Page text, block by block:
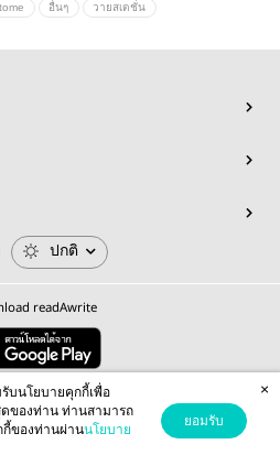
อื่นๆ วายสเตชั่น
ปกติ
readAwrite
Corporation Public Company Limited
the Google Privacy Policy Terms of Serviceapply.
บนโยบายคุกกี้เพื่อ
ของท่าน ท่านสามารถ
ของท่านผ่านนโยบาย
ยอมรับ
×